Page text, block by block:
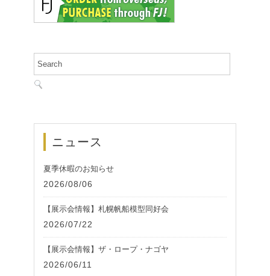
ニュース
夏季休暇のお知らせ
2026/08/06
【展示会情報】札幌帆船模型同好会
2026/07/22
【展示会情報】ザ・ロープ・ナゴヤ
2026/06/11